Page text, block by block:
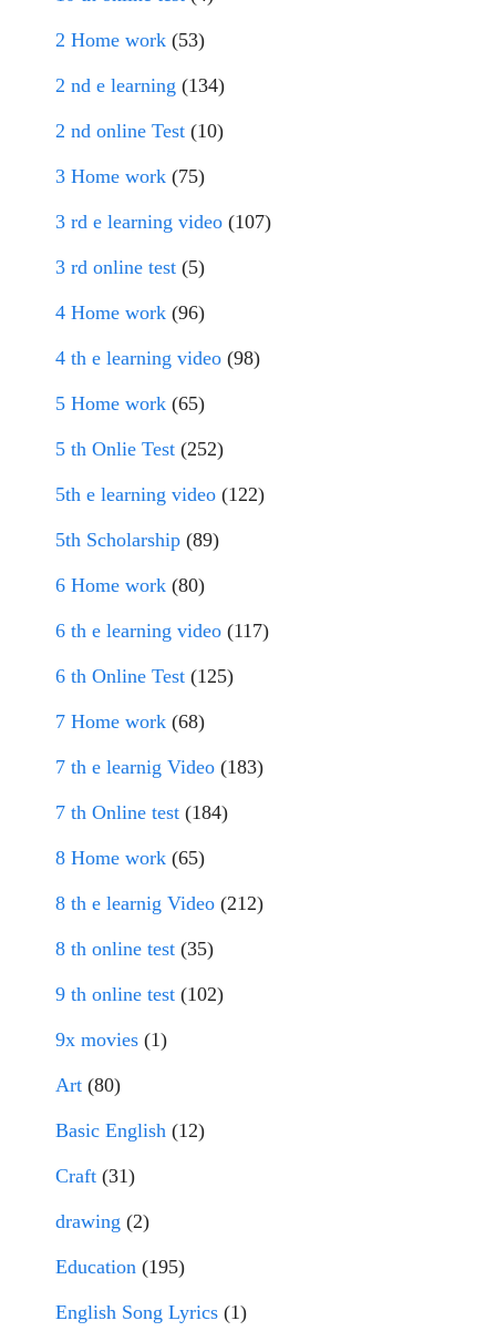
2 Home work (53)
2 nd e learning (134)
2 nd online Test (10)
3 Home work (75)
3 rd e learning video (107)
3 rd online test (5)
4 Home work (96)
4 th e learning video (98)
5 Home work (65)
5 th Onlie Test (252)
5th e learning video (122)
5th Scholarship (89)
6 Home work (80)
6 th e learning video (117)
6 th Online Test (125)
7 Home work (68)
7 th e learnig Video (183)
7 th Online test (184)
8 Home work (65)
8 th e learnig Video (212)
8 th online test (35)
9 th online test (102)
9x movies (1)
Art (80)
Basic English (12)
Craft (31)
drawing (2)
Education (195)
English Song Lyrics (1)